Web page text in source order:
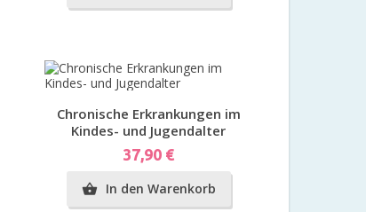
Vorschau
Chronische Erkrankungen im
Kindes- und Jugendalter
Preis
37,90 €
 In den Warenkorb